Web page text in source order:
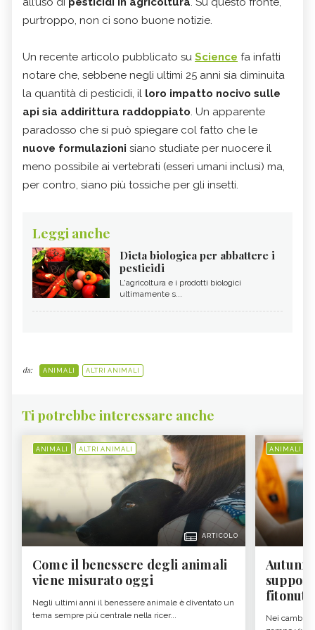
purtroppo, non ci sono buone notizie.
Un recente articolo pubblicato su Science fa infatti
notare che, sebbene negli ultimi 25 anni sia diminuita
la quantità di pesticidi, il loro impatto nocivo sulle
api sia addirittura raddoppiato. Un apparente
paradosso che si può spiegare col fatto che le
nuove formulazioni siano studiate per nuocere il
meno possibile ai vertebrati (esseri umani inclusi) ma,
per contro, siano più tossiche per gli insetti.
Leggi anche
Dieta biologica per abbattere i
pesticidi
L'agricoltura e i prodotti biologici
ultimamente s...
da: ANIMALI ALTRI ANIMALI
Ti potrebbe interessare anche
ANIMALI ALTRI ANIMALI
ARTICOLO
Come il benessere degli animali
viene misurato oggi
Negli ultimi anni il benessere animale è diventato un
tema sempre più centrale nella ricer...
ANIMALI
Nei cambi